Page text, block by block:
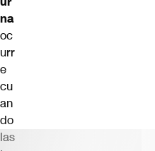
na
oc
urr
e
cu
an
do
las